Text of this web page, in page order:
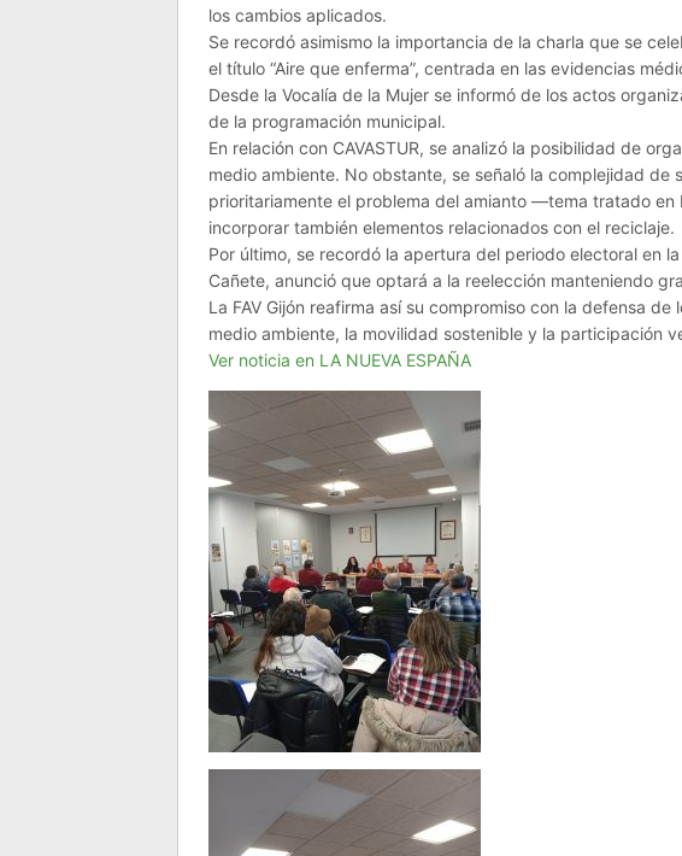
los cambios aplicados.
Se recordó asimismo la importancia de la charla que se
el título “Aire que enferma”, centrada en las evidencias
Desde la Vocalía de la Mujer se informó de los actos
de la programación municipal.
En relación con CAVASTUR, se analizó la posibilidad de
medio ambiente. No obstante, se señaló la complejidad
prioritariamente el problema del amianto —tema tratado
incorporar también elementos relacionados con el reciclaje.
Por último, se recordó la apertura del periodo electoral en
Cañete, anunció que optará a la reelección manteniendo
La FAV Gijón reafirma así su compromiso con la defensa
medio ambiente, la movilidad sostenible y la participación
Ver noticia en LA NUEVA ESPAÑA